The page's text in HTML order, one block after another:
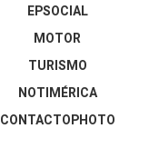
EPSOCIAL
MOTOR
TURISMO
NOTIMÉRICA
CONTACTOPHOTO